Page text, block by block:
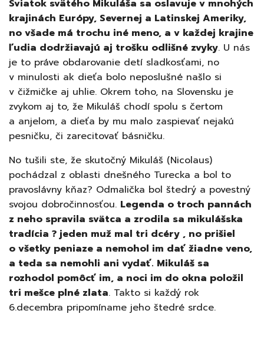
Sviatok svätého Mikuláša sa oslavuje v mnohých
krajinách Európy, Severnej a Latinskej Ameriky,
no všade má trochu iné meno, a v každej krajine
ľudia dodržiavajú aj trošku odlišné zvyky. U nás
je to práve obdarovanie detí sladkosťami, no
v minulosti ak dieťa bolo neposlušné našlo si
v čižmičke aj uhlie. Okrem toho, na Slovensku je
zvykom aj to, že Mikuláš chodí spolu s čertom
a anjelom, a dieťa by mu malo zaspievať nejakú
pesničku, či zarecitovať básničku.
No tušili ste, že skutočný Mikuláš (Nicolaus)
pochádzal z oblasti dnešného Turecka a bol to
pravoslávny kňaz? Odmalička bol štedrý a povestný
svojou dobročinnosťou. Legenda o troch pannách
z neho spravila svätca a zrodila sa mikulášska
tradícia ? jeden muž mal tri dcéry , no prišiel
o všetky peniaze a nemohol im dať žiadne veno,
a teda sa nemohli ani vydať. Mikuláš sa
rozhodol pomôcť im, a noci im do okna položil
tri mešce plné zlata. Takto si každý rok
6.decembra pripomíname jeho štedré srdce.